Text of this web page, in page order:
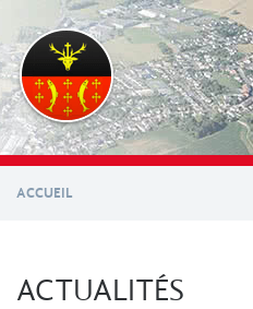
contenu
principal
ACCUEIL
ACTUALITÉS